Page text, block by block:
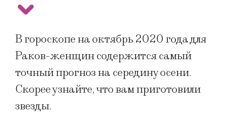
В гороскопе на октябрь 2020 года для
Раков-женщин содержится самый
точный прогноз на середину осени.
Скорее узнайте, что вам приготовили
звезды.